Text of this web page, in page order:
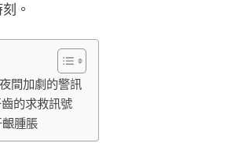
。
間加劇的警訊
的求救訊號
腫脹